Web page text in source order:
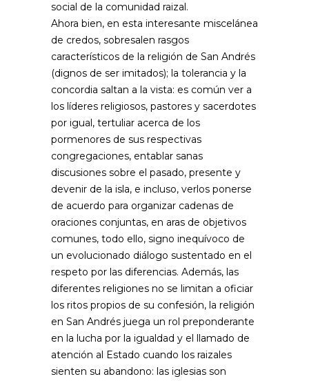
social de la comunidad raizal.
Ahora bien, en esta interesante miscelánea
de credos, sobresalen rasgos
característicos de la religión de San Andrés
(dignos de ser imitados); la tolerancia y la
concordia saltan a la vista: es común ver a
los líderes religiosos, pastores y sacerdotes
por igual, tertuliar acerca de los
pormenores de sus respectivas
congregaciones, entablar sanas
discusiones sobre el pasado, presente y
devenir de la isla, e incluso, verlos ponerse
de acuerdo para organizar cadenas de
oraciones conjuntas, en aras de objetivos
comunes, todo ello, signo inequívoco de
un evolucionado diálogo sustentado en el
respeto por las diferencias. Además, las
diferentes religiones no se limitan a oficiar
los ritos propios de su confesión, la religión
en San Andrés juega un rol preponderante
en la lucha por la igualdad y el llamado de
atención al Estado cuando los raizales
sienten su abandono: las iglesias son